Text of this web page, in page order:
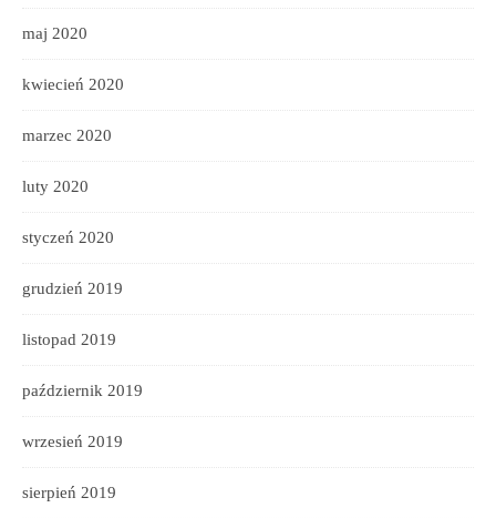
maj 2020
kwiecień 2020
marzec 2020
luty 2020
styczeń 2020
grudzień 2019
listopad 2019
październik 2019
wrzesień 2019
sierpień 2019